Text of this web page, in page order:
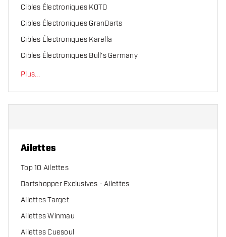
Cibles Électroniques KOTO
Cibles Électroniques GranDarts
Cibles Électroniques Karella
Cibles Électroniques Bull's Germany
Plus...
Ailettes
Top 10 Ailettes
Dartshopper Exclusives - Ailettes
Ailettes Target
Ailettes Winmau
Ailettes Cuesoul